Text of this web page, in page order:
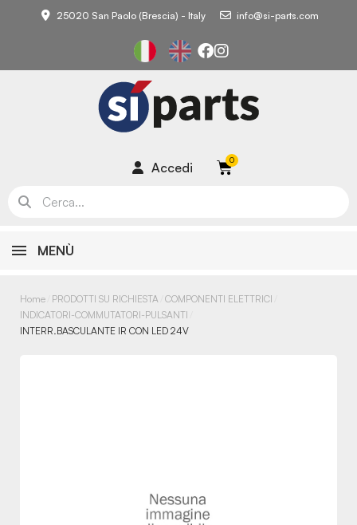
25020 San Paolo (Brescia) - Italy info@si-parts.com
Accedi
MENÙ
Home PRODOTTI SU RICHIESTA COMPONENTI ELETTRICI
INDICATORI-COMMUTATORI-PULSANTI
INTERR.BASCULANTE IR CON LED 24V